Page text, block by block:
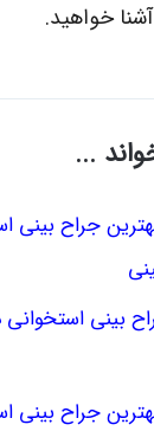
خواهید.
...
جراح بینی
بینی استخوانی
از بهترین جراح